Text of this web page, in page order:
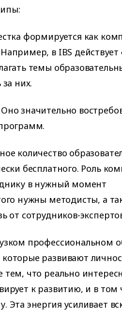
формируется как
в IBS действует
темы
них.
значительно
количество
бесплатного. Роль
в нужный момент
нужны методисты, а
от сотрудников-
профессиональном
развивают
что реально
к развитию, и в том
Эта энергия усиливает